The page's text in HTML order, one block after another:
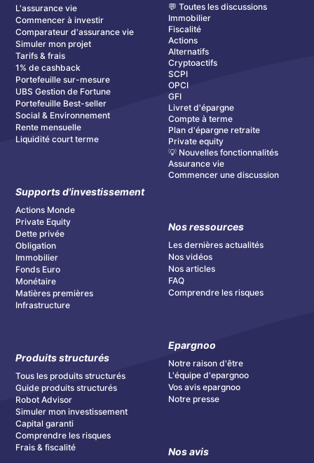
L'assurance vie
Commencer à investir
Comparateur d'assurance vie
Simuler mon projet
Tarifs & frais
1% de cashback
Portefeuille sur-mesure
UBS Gestion de Fortune
Portefeuille Best-seller
Social & Environnement
Rente mensuelle
Liquidité court terme
Supports d'investissement
Actions Monde
Private Equity
Dette privée
Obligation
Immobilier
Fonds Euro
Monétaire
Matières premières
Infrastructure
Produits structurés
Tous les produits structurés
Guide produits structurés
Robot Advisor
Simuler mon investissement
Capital garanti
Comprendre les risques
Frais & fiscalité
💬 Toutes les discussions
Immobilier
Fiscalité
Actions
Alternatifs
Cryptoactifs
SCPI
OPCI
GFI
Livret d'épargne
Compte à terme
Plan d'épargne retraite
Private equity
💡 Nouvelles fonctionnalités
Assurance vie
Commencer une discussion
Nos ressources
Les dernières actualités
Nos vidéos
Nos articles
FAQ
Comprendre les risques
Epargnoo
Notre raison d'être
L'équipe d'epargnoo
Vos avis epargnoo
Notre presse
Nos avis